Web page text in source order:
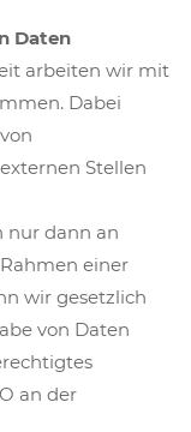
Daten
arbeiten wir mit
Dabei
Stellen
nur dann an
einer
wir gesetzlich
von Daten
an der